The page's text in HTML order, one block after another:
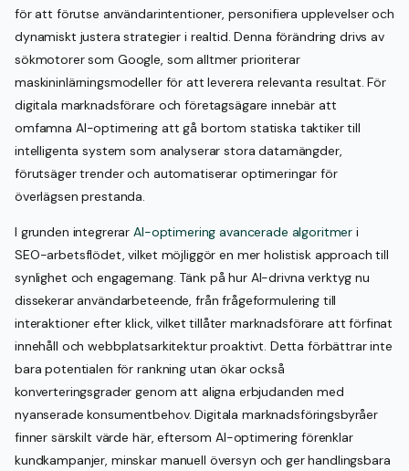
för att förutse användarintentioner, personifiera upplevelser och
dynamiskt justera strategier i realtid. Denna förändring drivs av
sökmotorer som Google, som alltmer prioriterar
maskininlärningsmodeller för att leverera relevanta resultat. För
digitala marknadsförare och företagsägare innebär att
omfamna AI-optimering att gå bortom statiska taktiker till
intelligenta system som analyserar stora datamängder,
förutsäger trender och automatiserar optimeringar för
överlägsen prestanda.
I grunden integrerar AI-optimering avancerade algoritmer i
SEO-arbetsflödet, vilket möjliggör en mer holistisk approach till
synlighet och engagemang. Tänk på hur AI-drivna verktyg nu
dissekerar användarbeteende, från frågeformulering till
interaktioner efter klick, vilket tillåter marknadsförare att förfinat
innehåll och webbplatsarkitektur proaktivt. Detta förbättrar inte
bara potentialen för rankning utan ökar också
konverteringsgrader genom att aligna erbjudanden med
nyanserade konsumentbehov. Digitala marknadsföringsbyråer
finner särskilt värde här, eftersom AI-optimering förenklar
kundkampanjer, minskar manuell översyn och ger handlingsbara